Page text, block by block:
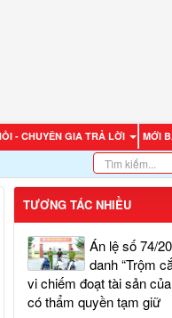
- CHUYÊN GIA TRẢ LỜI MỚI
TƯƠNG TÁC NHIỀU
Án lệ số 74/
danh “Trộm
vi chiếm đoạt tài sản
có thẩm quyền tạm giữ